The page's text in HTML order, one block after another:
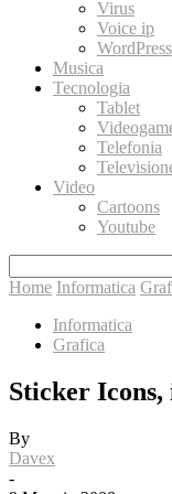
Virus
Voice ip
WordPress
Musica
Tecnologia
Tablet
Telefonia
Video
Cartoons
Youtube
Home Informatica
Informatica
Grafica
Sticker
By
Davex
-